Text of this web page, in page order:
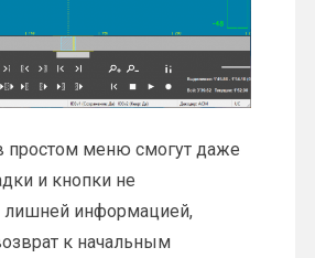
простом меню смогут даже
и кнопки не
информацией,
к начальным